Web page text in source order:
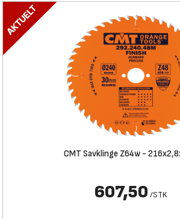
CMT Savklinge Z64w -
607,50 /STK